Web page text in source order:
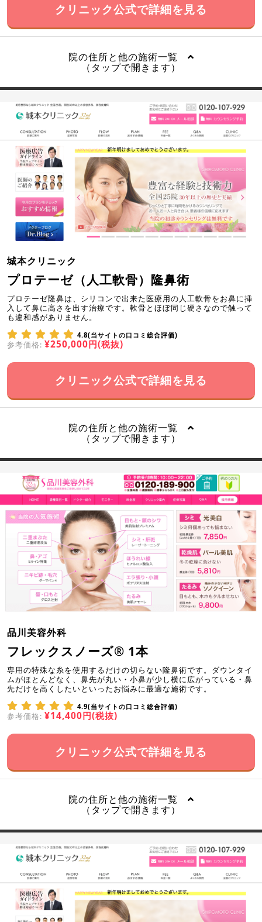
クリニック公式で詳細を見る
院の住所と他の施術一覧
（タップで開きます）
城本クリニック
プロテーゼ（人工軟骨）隆鼻術
プロテーゼ隆鼻は、シリコンで出来た医療用の人工軟骨をお鼻に挿
入して鼻に高さを出す治療です。軟骨とほぼ同じ硬さなので触って
も違和感がありません。
4.8(当サイトの口コミ総合評価)
参考価格: ¥250,000円(税抜)
クリニック公式で詳細を見る
院の住所と他の施術一覧
（タップで開きます）
品川美容外科
フレックスノーズ® 1本
専用の特殊な糸を使用するだけの切らない隆鼻術です。ダウンタイ
ムがほとんどなく、鼻先が丸い・小鼻が少し横に広がっている・鼻
先だけを高くしたいといったお悩みに最適な施術です。
4.9(当サイトの口コミ総合評価)
参考価格: ¥14,400円(税抜)
クリニック公式で詳細を見る
院の住所と他の施術一覧
（タップで開きます）